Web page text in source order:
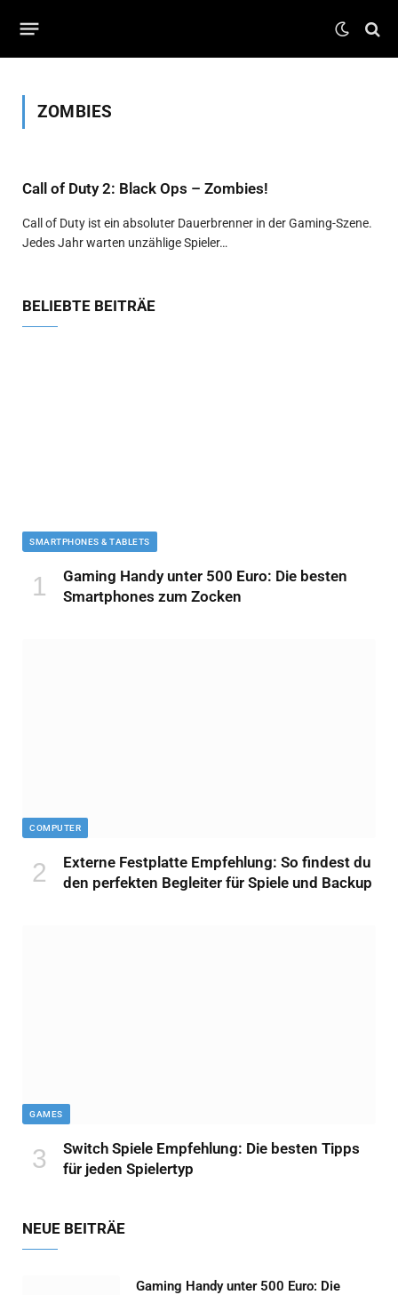
ZOMBIES
Call of Duty 2: Black Ops – Zombies!
Call of Duty ist ein absoluter Dauerbrenner in der Gaming-Szene.
Jedes Jahr warten unzählige Spieler…
BELIEBTE BEITRÄE
SMARTPHONES & TABLETS
Gaming Handy unter 500 Euro: Die besten
Smartphones zum Zocken
COMPUTER
Externe Festplatte Empfehlung: So findest du
den perfekten Begleiter für Spiele und Backup
GAMES
Switch Spiele Empfehlung: Die besten Tipps
für jeden Spielertyp
NEUE BEITRÄE
Gaming Handy unter 500 Euro: Die